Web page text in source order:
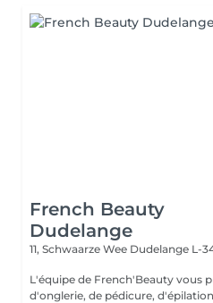
French Beauty
Dudelange
11, Schwaarze Wee Dudelange L-
L'équipe de French'Beauty vous
d'onglerie, de pédicure,